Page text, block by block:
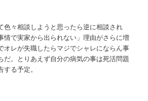
色々相談しようと思ったら逆に相談され
情で実家から出られない」理由がさらに増
オレが失職したらマジでシャレにならん事
だ。とりあえず自分の病気の事は死活問題
る予定。